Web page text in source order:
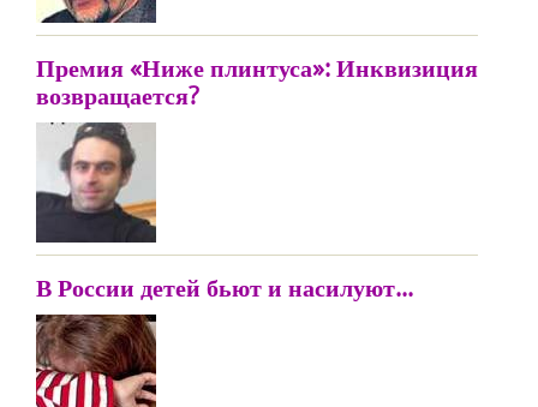
Премия «Ниже плинтуса»: Инквизиция
возвращается?
В России детей бьют и насилуют...